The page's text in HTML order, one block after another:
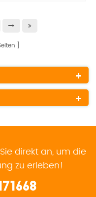
direkt an, um die
zu erleben!